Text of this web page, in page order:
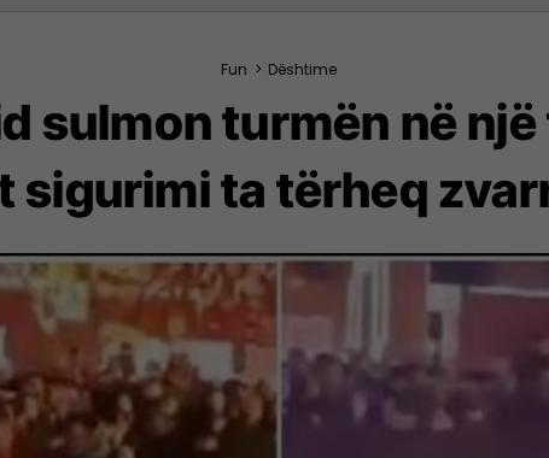
Fun > Dështime
sulmon turmën në
sigurimi ta tërheq